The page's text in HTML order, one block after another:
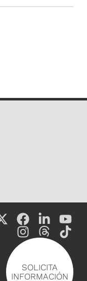
SOLICITA
INFORMACIÓN